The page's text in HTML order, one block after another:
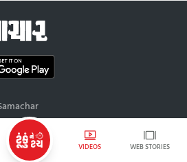
VIDEOS WEB STORIES